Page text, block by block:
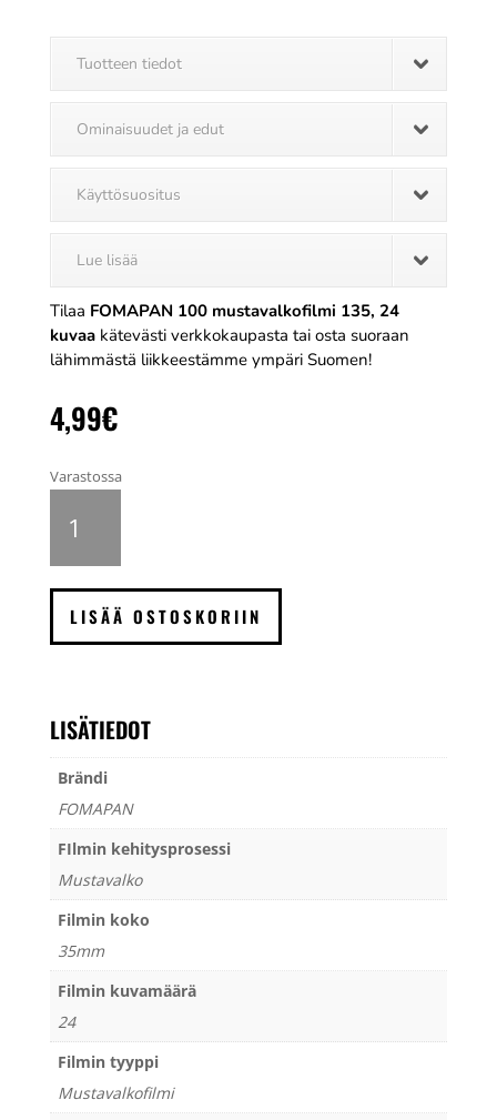
Tuotteen tiedot
Ominaisuudet ja edut
Käyttösuositus
Lue lisää
Tilaa FOMAPAN 100 mustavalkofilmi 135, 24
kuvaakätevästi verkkokaupasta tai osta suoraan
lähimmästä liikkeestämme ympäri Suomen!
4,99€
Varastossa
100
kuvaa
LISÄÄ OSTOSKORIIN
LISÄTIEDOT
Brändi
FOMAPAN
FIlmin kehitysprosessi
Mustavalko
Filmin koko
35mm
Filmin kuvamäärä
24
Filmin tyyppi
Mustavalkofilmi